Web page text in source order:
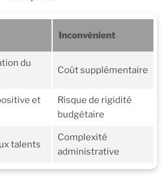
Inconvénient
du
Coût supplémentaire
et
Risque de rigidité
budgétaire
talents
Complexité
administrative